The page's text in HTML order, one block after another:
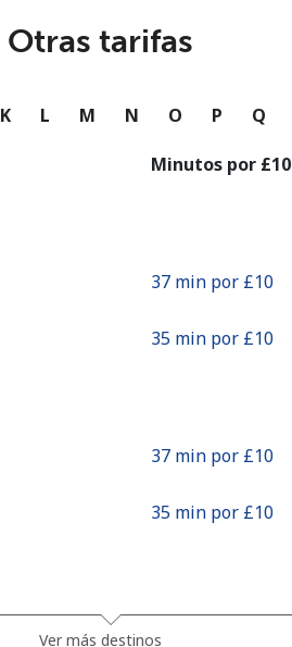
Iniciar Sesión
Continuar con
Otras tarifas
K L M N O P Q
Minutos por ⁦£10⁩
37 min por ⁦£10⁩
35 min por ⁦£10⁩
37 min por ⁦£10⁩
35 min por ⁦£10⁩
Ver más destinos